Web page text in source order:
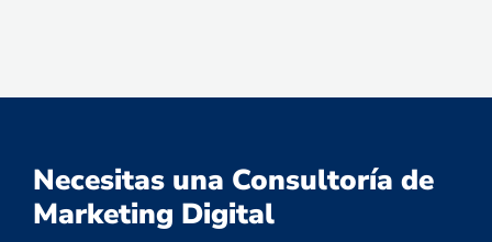
Necesitas una Consultoría de
Marketing Digital